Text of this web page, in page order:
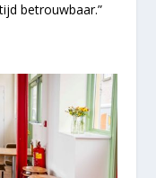
betrouwbaar.”